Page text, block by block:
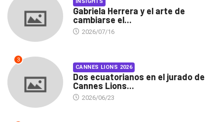
INSIGHTS
Gabriela Herrera y el arte de
cambiarse el...
2026/07/16
3
CANNES LIONS 2026
Dos ecuatorianos en el jurado de
Cannes Lions...
2026/06/23